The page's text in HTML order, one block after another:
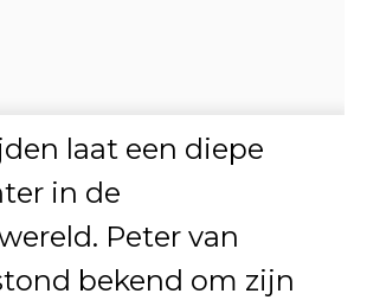
laat een diepe
in de
Peter van
bekend om zijn